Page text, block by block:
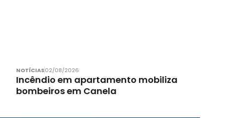
NOTÍCIAS02/08/2026
Incêndio em apartamento mobiliza
bombeiros em Canela